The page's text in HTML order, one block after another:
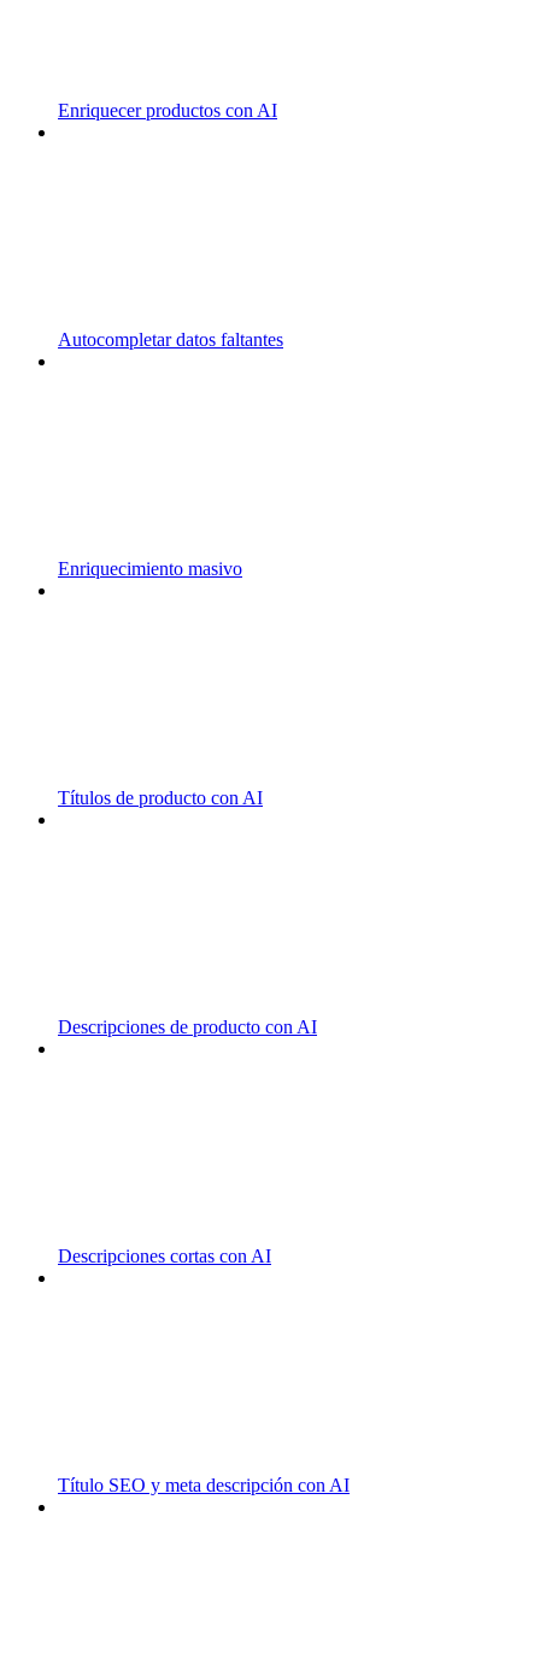
Enriquecer productos con AI
Autocompletar datos faltantes
Enriquecimiento masivo
Títulos de producto con AI
Descripciones de producto con AI
Descripciones cortas con AI
Título SEO y meta descripción con AI